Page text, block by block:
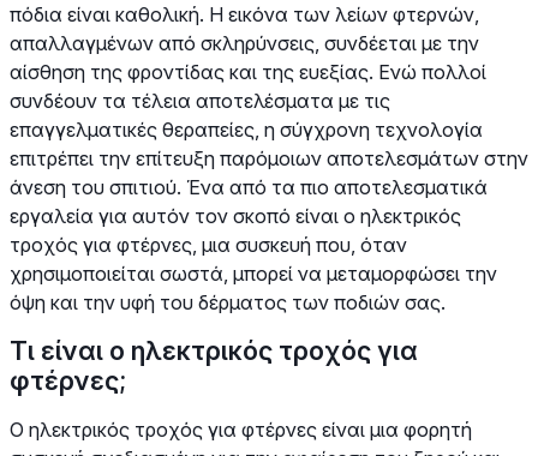
πόδια είναι καθολική. Η εικόνα των λείων φτερνών,
απαλλαγμένων από σκληρύνσεις, συνδέεται με την
αίσθηση της φροντίδας και της ευεξίας. Ενώ πολλοί
συνδέουν τα τέλεια αποτελέσματα με τις
επαγγελματικές θεραπείες, η σύγχρονη τεχνολογία
επιτρέπει την επίτευξη παρόμοιων αποτελεσμάτων στην
άνεση του σπιτιού. Ένα από τα πιο αποτελεσματικά
εργαλεία για αυτόν τον σκοπό είναι ο ηλεκτρικός
τροχός για φτέρνες, μια συσκευή που, όταν
χρησιμοποιείται σωστά, μπορεί να μεταμορφώσει την
όψη και την υφή του δέρματος των ποδιών σας.
Τι είναι ο ηλεκτρικός τροχός για
φτέρνες;
Ο ηλεκτρικός τροχός για φτέρνες είναι μια φορητή